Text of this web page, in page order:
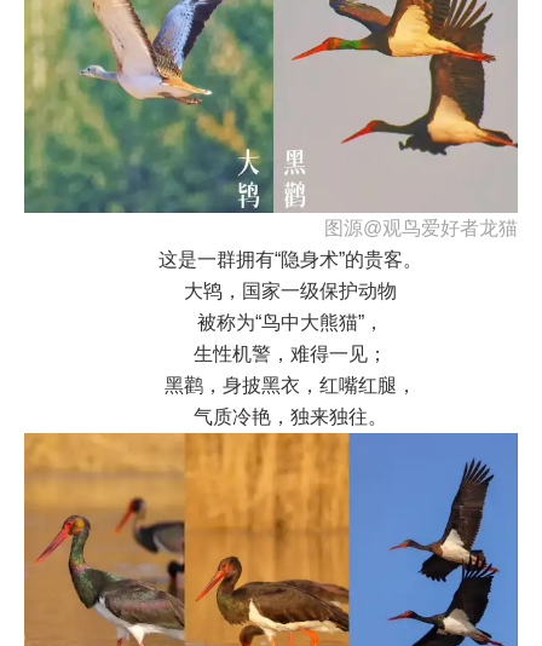
图源@观鸟爱好者龙猫
这是一群拥有“隐身术”的贵客。
大鸨，国家一级保护动物
被称为“鸟中大熊猫”，
生性机警，难得一见；
黑鹳，身披黑衣，红嘴红腿，
气质冷艳，独来独往。